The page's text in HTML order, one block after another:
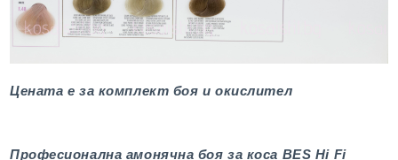
Цената е за комплект боя и окислител
Професионална амонячна боя за коса BES Hi Fi